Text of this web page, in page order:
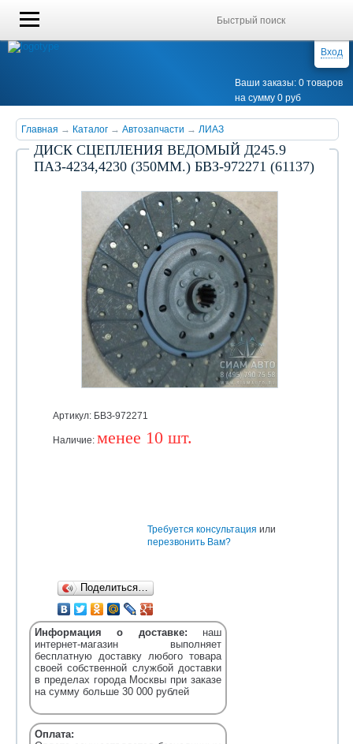
Вход
Ваши заказы: 0 товаров
на сумму 0 руб
Главная → Каталог → Автозапчасти → ЛИАЗ
ДИСК СЦЕПЛЕНИЯ ВЕДОМЫЙ Д245.9
ПАЗ-4234,4230 (350ММ.) БВЗ-972271 (61137)
Артикул: БВЗ-972271
Наличие: менее 10 шт.
Поделиться…
Требуется консультация или
перезвонить Вам?
Информация о доставке: наш
интернет-магазин выполняет
бесплатную доставку любого товара
своей собственной службой доставки
в пределах города Москвы при заказе
на сумму больше 30 000 рублей
Оплата: